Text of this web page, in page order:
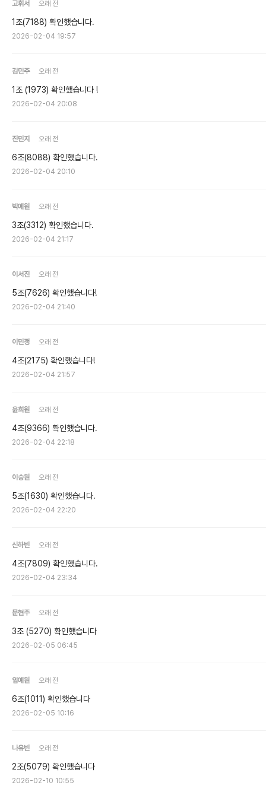
고휘서 오래 전
1조(7188) 확인했습니다.
2026-02-04 19:57
김민주 오래 전
1조 (1973) 확인했습니다 !
2026-02-04 20:08
진민지 오래 전
6조(8088) 확인했습니다.
2026-02-04 20:10
박예원 오래 전
3조(3312) 확인했습니다.
2026-02-04 21:17
이서진 오래 전
5조(7626) 확인했습니다!
2026-02-04 21:40
이민정 오래 전
4조(2175) 확인했습니다!
2026-02-04 21:57
윤희원 오래 전
4조(9366) 확인했습니다.
2026-02-04 22:18
이승원 오래 전
5조(1630) 확인했습니다.
2026-02-04 22:20
신하빈 오래 전
4조(7809) 확인했습니다.
2026-02-04 23:34
문현주 오래 전
3조 (5270) 확인했습니다
2026-02-05 06:45
임예원 오래 전
6조(1011) 확인했습니다
2026-02-05 10:16
나유빈 오래 전
2조(5079) 확인했습니다
2026-02-10 10:55